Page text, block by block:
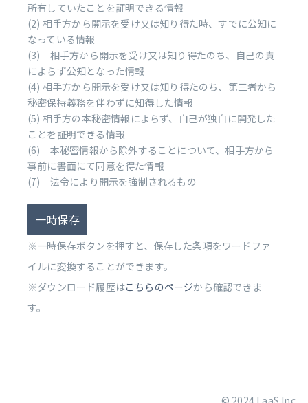
所有していたことを証明できる情報
(2) 相手方から開示を受け又は知り得た時、すでに公知に
なっている情報
(3) 相手方から開示を受け又は知り得たのち、自己の責
によらず公知となった情報
(4) 相手方から開示を受け又は知り得たのち、第三者から
秘密保持義務を伴わずに知得した情報
(5) 相手方の本秘密情報によらず、自己が独自に開発した
ことを証明できる情報
(6) 本秘密情報から除外することについて、相手方から
事前に書面にて同意を得た情報
(7) 法令により開示を強制されるもの
一時保存
※一時保存ボタンを押すと、保存した条項をワードファ
イルに変換することができます。
※ダウンロード履歴はこちらのページから確認できま
す。
© 2024 LaaS Inc.